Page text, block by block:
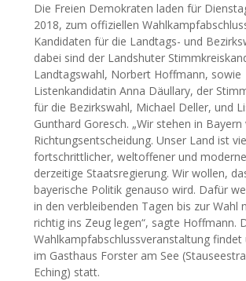
Die Freien Demokraten laden für
2018, zum offiziellen
Kandidaten für die Landtags- und
dabei sind der Landshuter
Landtagswahl, Norbert Hoffmann, sowie
Listenkandidatin Anna Däullary, der
für die Bezirkswahl, Michael Deller, und
Gunthard Goresch. „Wir stehen in
Richtungsentscheidung. Unser Land ist
fortschrittlicher, weltoffener und
derzeitige Staatsregierung. Wir wollen,
bayerische Politik genauso wird. Dafür
in den verbleibenden Tagen bis zur Wahl
richtig ins Zeug legen“, sagte Hoffmann.
Wahlkampfabschlussveranstaltung findet
im Gasthaus Forster am See
Eching) statt.